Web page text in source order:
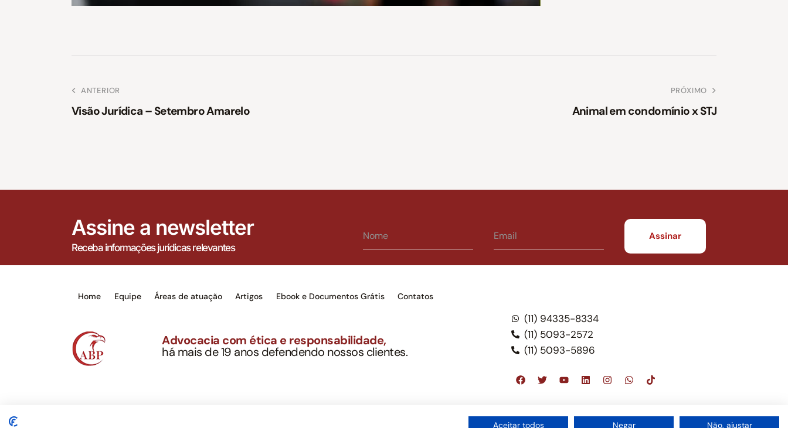
ANTERIOR
Visão Jurídica – Setembro Amarelo
PRÓXIMO
Animal em condomínio x STJ
Assine a newsletter
Receba informações jurídicas relevantes
Home Equipe Áreas de atuação Artigos Ebook e Documentos Grátis Contatos
Advocacia com ética e responsabilidade,
há mais de 19 anos defendendo nossos clientes.
(11) 94335-8334
(11) 5093-2572
(11) 5093-5896
Este site não é um produto Meta Platforms, Inc., Google LLC, tampouco oferece serviços públicos oficiais. Somos um escritório de advocacia, que oferece apenas
Aceitar todos Negar Não, ajustar